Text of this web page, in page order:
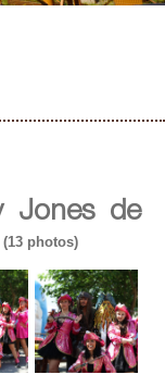
Jones de
(13 photos)